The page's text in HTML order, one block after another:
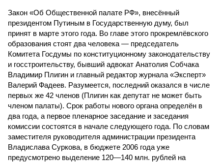
Закон «Об Общественной палате РФ», внесённый
президентом Путиным в Государственную думу, был
принят в марте этого года. Во главе этого прокремлёвского
образования стоят два человека — председатель
Комитета Госдумы по конституционному законодательству
и госстроительству, бывший адвокат Анатолия Собчака
Владимир Плигин и главный редактор журнала «Эксперт»
Валерий Фадеев. Разумеется, последний оказался в числе
первых же 42 членов (Плигин как депутат не может быть
членом палаты). Срок работы нового органа определён в
два года, а первое пленарное заседание и заседания
комиссии состоятся в начале следующего года. По словам
заместителя руководителя администрации президента
Владислава Суркова, в бюджете 2006 года уже
предусмотрено выделение 120—140 млн. рублей на